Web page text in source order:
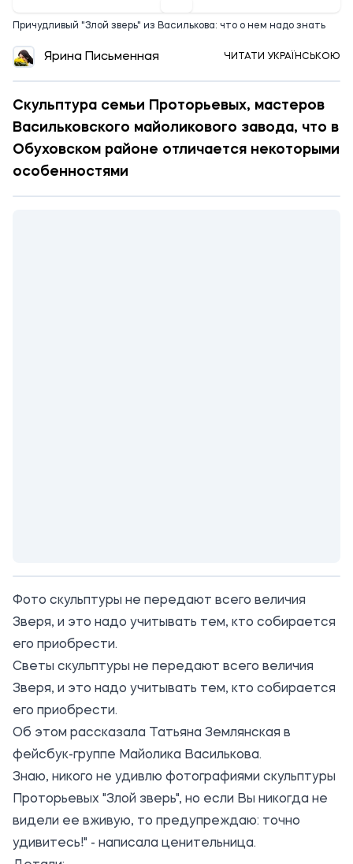
Причудливый "Злой зверь" из Василькова: что о нем надо знать
Ярина Письменная ЧИТАТИ УКРАЇНСЬКОЮ
Скульптура семьи Проторьевых, мастеров
Васильковского майоликового завода, что в
Обуховском районе отличается некоторыми
особенностями
Фото скульптуры не передают всего величия
Зверя, и это надо учитывать тем, кто собирается
его приобрести.
Светы скульптуры не передают всего величия
Зверя, и это надо учитывать тем, кто собирается
его приобрести.
Об этом рассказала Татьяна Землянская в
фейсбук-группе Майолика Василькова.
Знаю, никого не удивлю фотографиями скульптуры
Проторьевых "Злой зверь", но если Вы никогда не
видели ее вживую, то предупреждаю: точно
удивитесь!" - написала ценительница.